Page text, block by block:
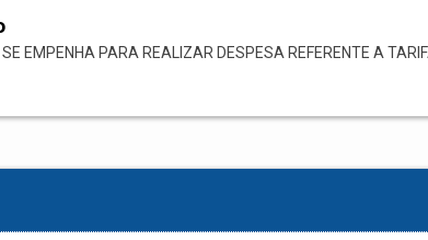
EMPENHA PARA REALIZAR DESPESA REFERENTE A